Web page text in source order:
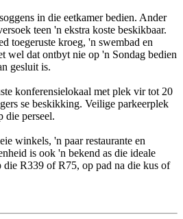
in die eetkamer bedien. Ander
teen 'n ekstra koste beskikbaar.
toegeruste kroeg, 'n swembad en
wel dat ontbyt nie op 'n Sondag bedien
gesluit is.
konferensielokaal met plek vir tot 20
se beskikking. Veilige parkeerplek
die perseel.
winkels, 'n paar restaurante en
is ook 'n bekend as die ideale
R339 of R75, op pad na die kus of